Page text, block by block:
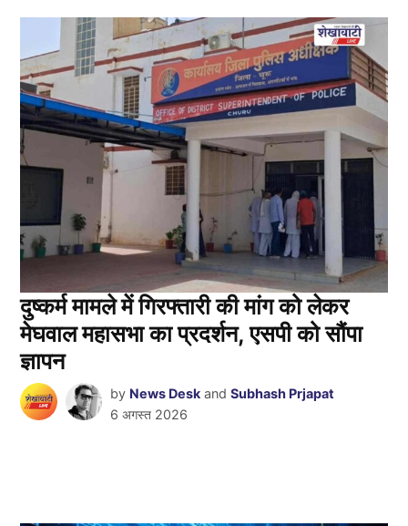
दुष्कर्म मामले में गिरफ्तारी की मांग को लेकर
मेघवाल महासभा का प्रदर्शन, एसपी को सौंपा
ज्ञापन
by News Desk andSubhash Prjapat
6 अगस्त 2026